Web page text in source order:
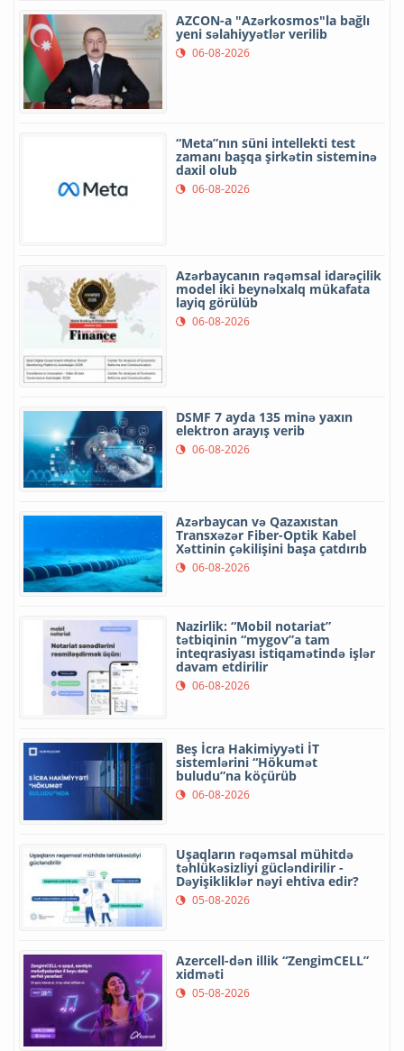
AZCON-a "Azərkosmos"la bağlı
yeni səlahiyyətlər verilib
06-08-2026
“Meta”nın süni intellekti test
zamanı başqa şirkətin sisteminə
daxil olub
06-08-2026
Azərbaycanın rəqəmsal idarəçilik
model iki beynəlxalq mükafata
layiq görülüb
06-08-2026
DSMF 7 ayda 135 minə yaxın
elektron arayış verib
06-08-2026
Azərbaycan və Qazaxıstan
Transxəzər Fiber-Optik Kabel
Xəttinin çəkilişini başa çatdırıb
06-08-2026
Nazirlik: “Mobil notariat”
tətbiqinin “mygov”a tam
inteqrasiyası istiqamətində işlər
davam etdirilir
06-08-2026
Beş İcra Hakimiyyəti İT
sistemlərini “Hökumət
buludu”na köçürüb
06-08-2026
Uşaqların rəqəmsal mühitdə
təhlükəsizliyi gücləndirilir -
Dəyişikliklər nəyi ehtiva edir?
05-08-2026
Azercell-dən illik “ZengimCELL”
xidməti
05-08-2026